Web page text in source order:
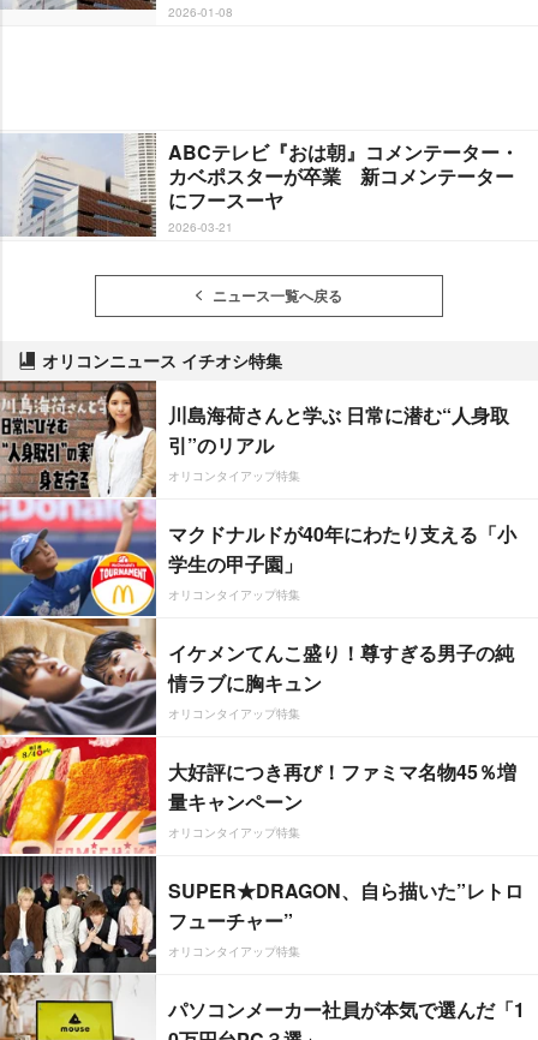
2026-01-08
ABCテレビ『おは朝』コメンテーター・
カベポスターが卒業 新コメンテーター
にフースーヤ
2026-03-21
ニュース一覧へ戻る
オリコンニュース イチオシ特集
川島海荷さんと学ぶ 日常に潜む“人身取
引”のリアル
オリコンタイアップ特集
マクドナルドが40年にわたり支える「小
学生の甲子園」
オリコンタイアップ特集
イケメンてんこ盛り！尊すぎる男子の純
情ラブに胸キュン
オリコンタイアップ特集
大好評につき再び！ファミマ名物45％増
量キャンペーン
オリコンタイアップ特集
SUPER★DRAGON、自ら描いた”レトロ
フューチャー”
オリコンタイアップ特集
パソコンメーカー社員が本気で選んだ「1